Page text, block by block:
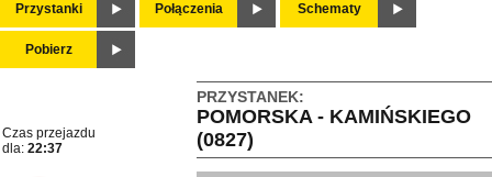
Przystanki Połączenia Schematy
Pobierz
PRZYSTANEK:
POMORSKA - KAMIŃSKIEGO
(0827)
Czas przejazdu
dla: 22:37